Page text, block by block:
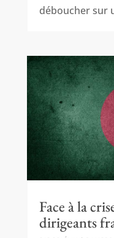
déboucher sur
Face à la
dirigeants